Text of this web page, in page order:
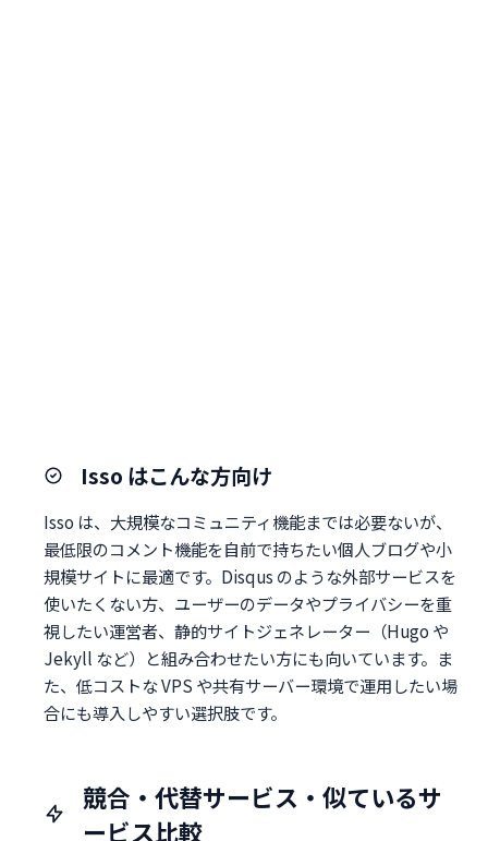
Isso はこんな方向け
Isso は、大規模なコミュニティ機能までは必要ないが、
最低限のコメント機能を自前で持ちたい個人ブログや小
規模サイトに最適です。Disqus のような外部サービスを
使いたくない方、ユーザーのデータやプライバシーを重
視したい運営者、静的サイトジェネレーター（Hugo や
Jekyll など）と組み合わせたい方にも向いています。ま
た、低コストな VPS や共有サーバー環境で運用したい場
合にも導入しやすい選択肢です。
競合・代替サービス・似ているサ
ービス比較